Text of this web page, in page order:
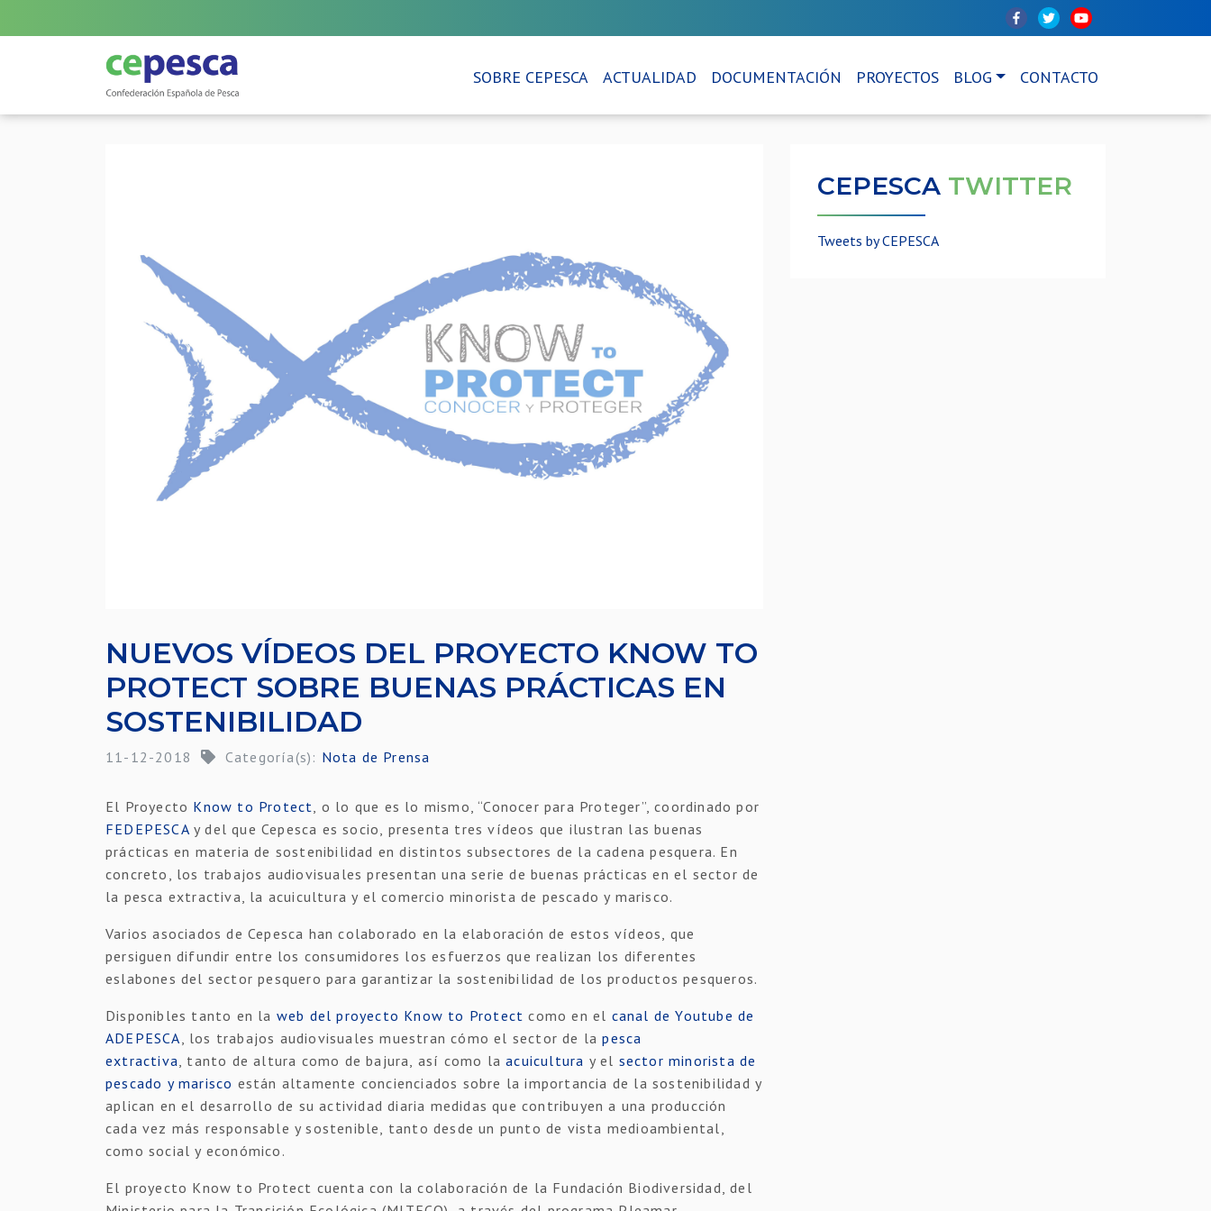
SOBRE CEPESCA ACTUALIDAD DOCUMENTACIÓN PROYECTOS BLOG CONTACTO
NUEVOS VÍDEOS DEL PROYECTO KNOW TO
PROTECT SOBRE BUENAS PRÁCTICAS EN
SOSTENIBILIDAD
11-12-2018 Categoría(s): Nota de Prensa
El Proyecto Know to Protect, o lo que es lo mismo, “Conocer para Proteger”, coordinado por
FEDEPESCAy del que Cepesca es socio, presenta tres vídeos que ilustran las buenas
prácticas en materia de sostenibilidad en distintos subsectores de la cadena pesquera. En
concreto, los trabajos audiovisuales presentan una serie de buenas prácticas en el sector de
la pesca extractiva, la acuicultura y el comercio minorista de pescado y marisco.
Varios asociados de Cepesca han colaborado en la elaboración de estos vídeos, que
persiguen difundir entre los consumidores los esfuerzos que realizan los diferentes
eslabones del sector pesquero para garantizar la sostenibilidad de los productos pesqueros.
Disponibles tanto en la web del proyecto Know to Protect como en el canal de Youtube de
ADEPESCA, los trabajos audiovisuales muestran cómo el sector de lapesca
extractiva, tanto de altura como de bajura, así como laacuicultura y el sector minorista de
pescado y marisco están altamente concienciados sobre la importancia de la sostenibilidad y
aplican en el desarrollo de su actividad diaria medidas que contribuyen a una producción
cada vez más responsable y sostenible, tanto desde un punto de vista medioambiental,
como social y económico.
El proyecto Know to Protect cuenta con la colaboración de la Fundación Biodiversidad, del
CEPESCA TWITTER
Tweets by CEPESCA